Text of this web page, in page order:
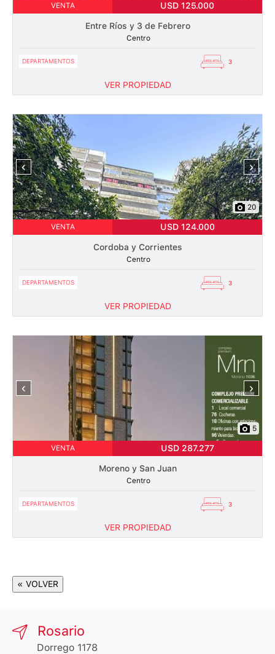
VENTA USD 125.000
Entre Ríos y 3 de Febrero
Centro
DEPARTAMENTOS 3
VER PROPIEDAD
‹ ›
20
VENTA USD 124.000
Cordoba y Corrientes
Centro
DEPARTAMENTOS 3
VER PROPIEDAD
‹ ›
5
VENTA USD 287.277
Moreno y San Juan
Centro
DEPARTAMENTOS 3
VER PROPIEDAD
« VOLVER
Rosario
Dorrego 1178